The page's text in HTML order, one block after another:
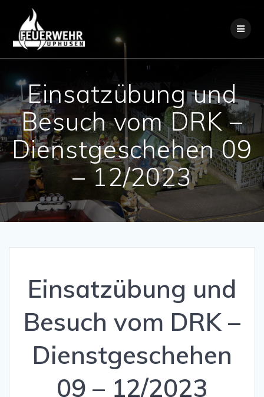
Einsatzübung und
Besuch vom DRK –
Dienstgeschehen 09
– 12/2023
Einsatzübung und
Besuch vom DRK –
Dienstgeschehen
09 – 12/2023